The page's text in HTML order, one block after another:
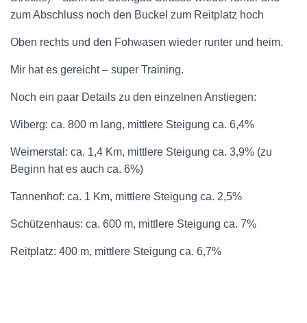
zum Abschluss noch den Buckel zum Reitplatz hoch
Oben rechts und den Fohwasen wieder runter und heim.
Mir hat es gereicht – super Training.
Noch ein paar Details zu den einzelnen Anstiegen:
Wiberg: ca. 800 m lang, mittlere Steigung ca. 6,4%
Weimerstal: ca. 1,4 Km, mittlere Steigung ca. 3,9% (zu
Beginn hat es auch ca. 6%)
Tannenhof: ca. 1 Km, mittlere Steigung ca. 2,5%
Schützenhaus: ca. 600 m, mittlere Steigung ca. 7%
Reitplatz: 400 m, mittlere Steigung ca. 6,7%